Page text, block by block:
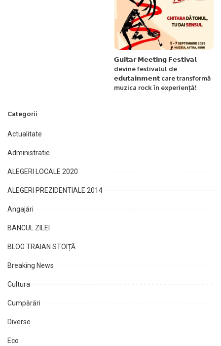
𝗚𝘂𝗶𝘁𝗮𝗿 𝗠𝗲𝗲𝘁𝗶𝗻𝗴 𝗙𝗲𝘀𝘁𝗶𝘃𝗮𝗹
devine festivalul de
𝗲𝗱𝘂𝘁𝗮𝗶𝗻𝗺𝗲𝗻𝘁 care transformă
muzica rock în experiență!
Categorii
Actualitate
Administratie
ALEGERI LOCALE 2020
ALEGERI PREZIDENTIALE 2014
Angajări
BANCUL ZILEI
BLOG TRAIAN STOIȚĂ
Breaking News
Cultura
Cumpărări
Diverse
Eco